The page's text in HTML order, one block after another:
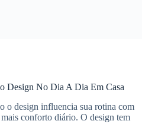
Design No Dia A Dia Em Casa
o design influencia sua rotina com
mais conforto diário. O design tem